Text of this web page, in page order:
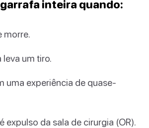
inteira quando:
morre.
um tiro.
uma experiência de quase-
expulso da sala de cirurgia (OR).